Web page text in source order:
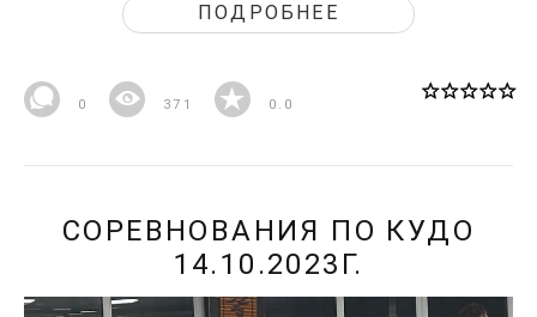
ПОДРОБНЕЕ
0 371 0.0
СОРЕВНОВАНИЯ ПО КУДО
14.10.2023Г.